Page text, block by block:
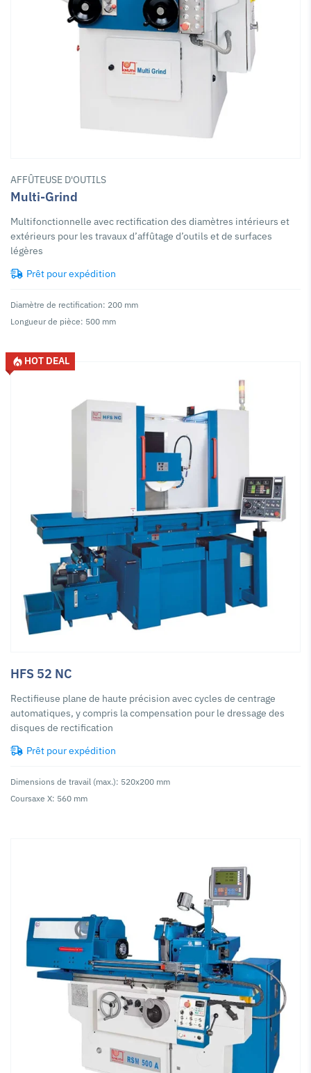
AFFÛTEUSE D'OUTILS
Multi-Grind
Multifonctionnelle avec rectification des diamètres intérieurs et
extérieurs pour les travaux d’affûtage d’outils et de surfaces
légères
Prêt pour expédition
Diamètre de rectification: 200 mm
Longueur de pièce: 500 mm
HOT DEAL
HFS 52 NC
Rectifieuse plane de haute précision avec cycles de centrage
automatiques, y compris la compensation pour le dressage des
disques de rectification
Prêt pour expédition
Dimensions de travail (max.): 520x200 mm
Coursaxe X: 560 mm